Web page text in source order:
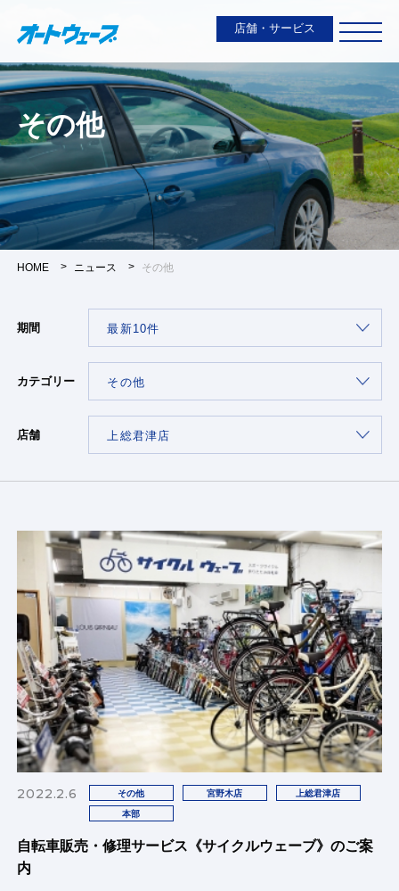
店舗・サービス
その他
HOME ニュース その他
期間
カテゴリー
店舗
2022.2.6 その他 宮野木店 上総君津店
本部
自転車販売・修理サービス《サイクルウェーブ》のご案
内